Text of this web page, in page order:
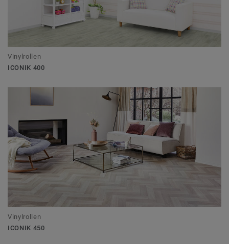
Vinylrollen
ICONIK 400
Vinylrollen
ICONIK 450